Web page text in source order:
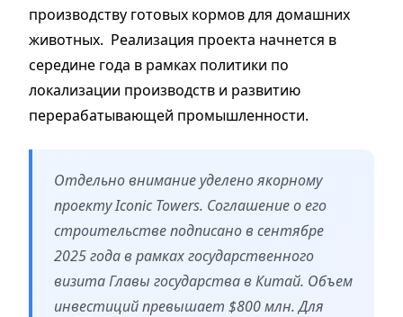
производству готовых кормов для домашних
животных. Реализация проекта начнется в
середине года в рамках политики по
локализации производств и развитию
перерабатывающей промышленности.
Отдельно внимание уделено якорному
проекту Iconic Towers. Соглашение о его
строительстве подписано в сентябре
2025 года в рамках государственного
визита Главы государства в Китай. Объем
инвестиций превышает $800 млн. Для